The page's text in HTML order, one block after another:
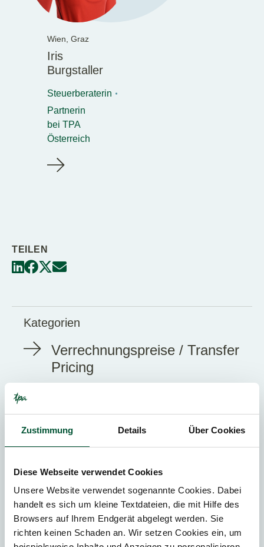
Zustimmung Details Über Cookies
Diese Webseite verwendet Cookies
Unsere Website verwendet sogenannte Cookies. Dabei
handelt es sich um kleine Textdateien, die mit Hilfe des
Browsers auf Ihrem Endgerät abgelegt werden. Sie
richten keinen Schaden an. Wir setzen Cookies ein, um
Wien, Graz
Iris
Burgstaller
Steuerberaterin
Partnerin
bei TPA
Österreich
TEILEN
Kategorien
Verrechnungspreise / Transfer
Pricing
Beratungsleistungen für
Großunternehmen
Steuerplanung und
Steueroptimierung